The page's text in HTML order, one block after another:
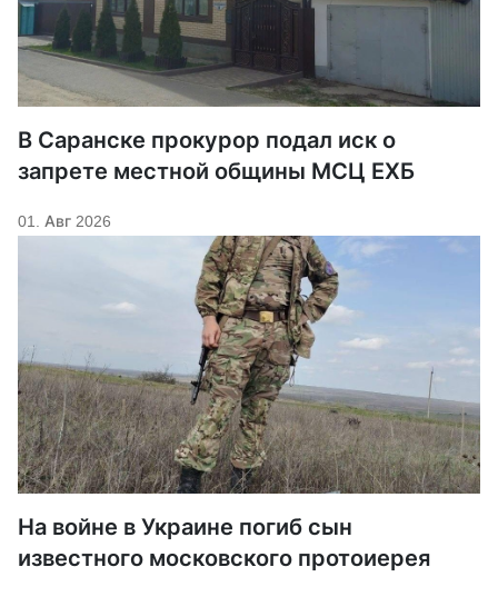
В Саранске прокурор подал иск о
запрете местной общины МСЦ ЕХБ
01. Авг 2026
На войне в Украине погиб сын
известного московского протоиерея